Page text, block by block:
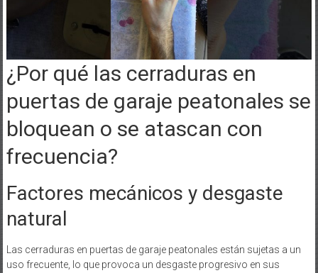
¿Por qué las cerraduras en
puertas de garaje peatonales se
bloquean o se atascan con
frecuencia?
Factores mecánicos y desgaste
natural
Las cerraduras en puertas de garaje peatonales están sujetas a un
uso frecuente, lo que provoca un desgaste progresivo en sus